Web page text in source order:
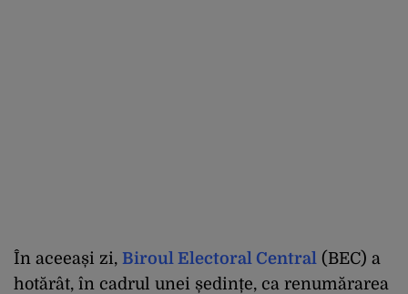
În aceeași zi, Biroul Electoral Central (BEC) a
hotărât, în cadrul unei ședințe, ca renumărarea